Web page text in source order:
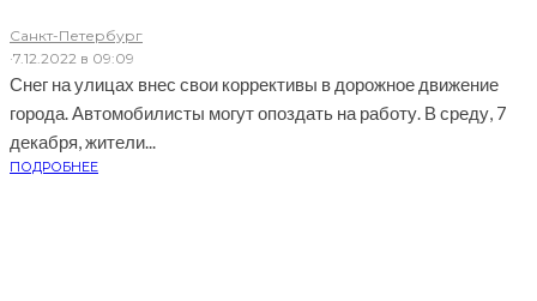
Санкт-Петербург
·7.12.2022 в 09:09
Снег на улицах внес свои коррективы в дорожное движение
города. Автомобилисты могут опоздать на работу. В среду, 7
декабря, жители...
ПОДРОБНЕЕ